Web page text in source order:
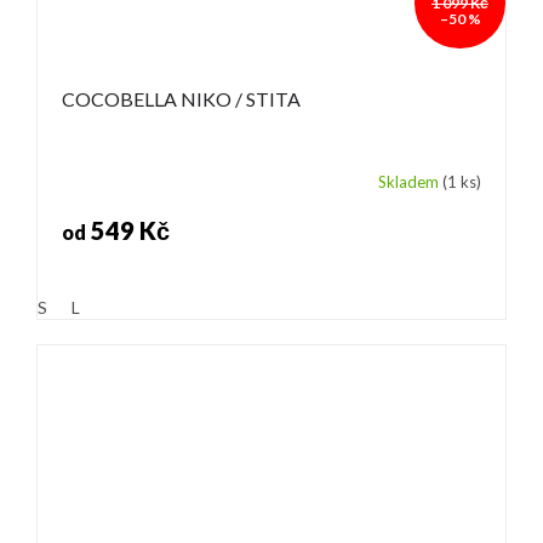
–50 %
COCOBELLA NIKO / STITA
Skladem (1 ks)
od 549 Kč
S L